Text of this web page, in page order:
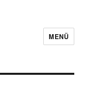
MENÜ